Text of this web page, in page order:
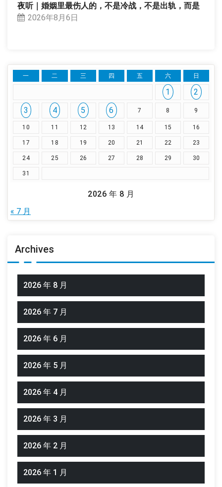
夜听｜婚姻里最伤人的，不是冷战，不是出轨，而是
2026年8月6日
2026 年 8 月
一 二 三 四 五 六 日
1
2
3
4 5 6 7 8 9
10 11 12 13 14 15 16
17 18 19 20 21 22 23
24 25 26 27 28 29 30
31
« 7 月
Archives
2026 年 8 月
2026 年 7 月
2026 年 6 月
2026 年 5 月
2026 年 4 月
2026 年 3 月
2026 年 2 月
2026 年 1 月